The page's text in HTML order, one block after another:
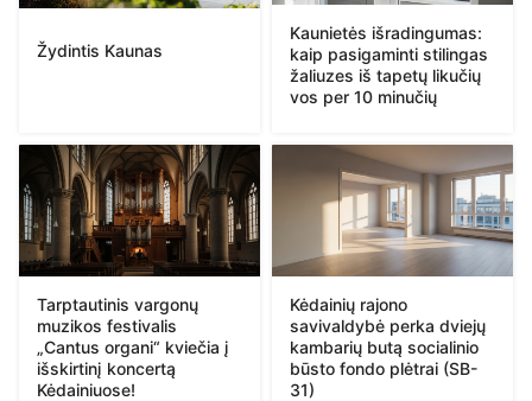
Žydintis Kaunas
Kaunietės išradingumas:
kaip pasigaminti stilingas
žaliuzes iš tapetų likučių
vos per 10 minučių
Tarptautinis vargonų
muzikos festivalis
„Cantus organi“ kviečia į
išskirtinį koncertą
Kėdainiuose!
Kėdainių rajono
savivaldybė perka dviejų
kambarių butą socialinio
būsto fondo plėtrai (SB-
31)